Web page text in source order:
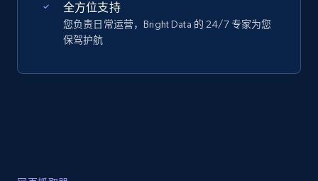
全方位支持
您负责日常运营，Bright Data 的 24/7 专家为您
保驾护航